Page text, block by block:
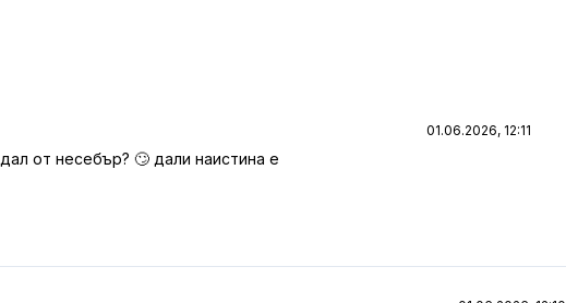
01.06.2026, 12:11
от несебър? 🙄 дали наистина е